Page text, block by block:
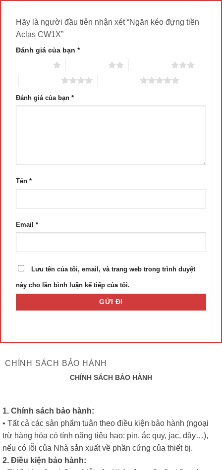
Hãy là người đầu tiên nhận xét “Ngăn kéo đựng tiền
Aclas CW1X”
Đánh giá của bạn *
Đánh giá của bạn *
Tên *
Email *
Lưu tên của tôi, email, và trang web trong trình duyệt
này cho lần bình luận kế tiếp của tôi.
CHÍNH SÁCH BẢO HÀNH
CHÍNH SÁCH BẢO HÀNH
1. Chính sách bảo hành:
• Tất cả các sản phẩm tuân theo điều kiện bảo hành (ngoại
trừ hàng hóa có tính năng tiêu hao: pin, ắc quy, jac, dây…),
nếu có lỗi của Nhà sản xuất về phần cứng của thiết bị.
2. Điều kiện bảo hành: